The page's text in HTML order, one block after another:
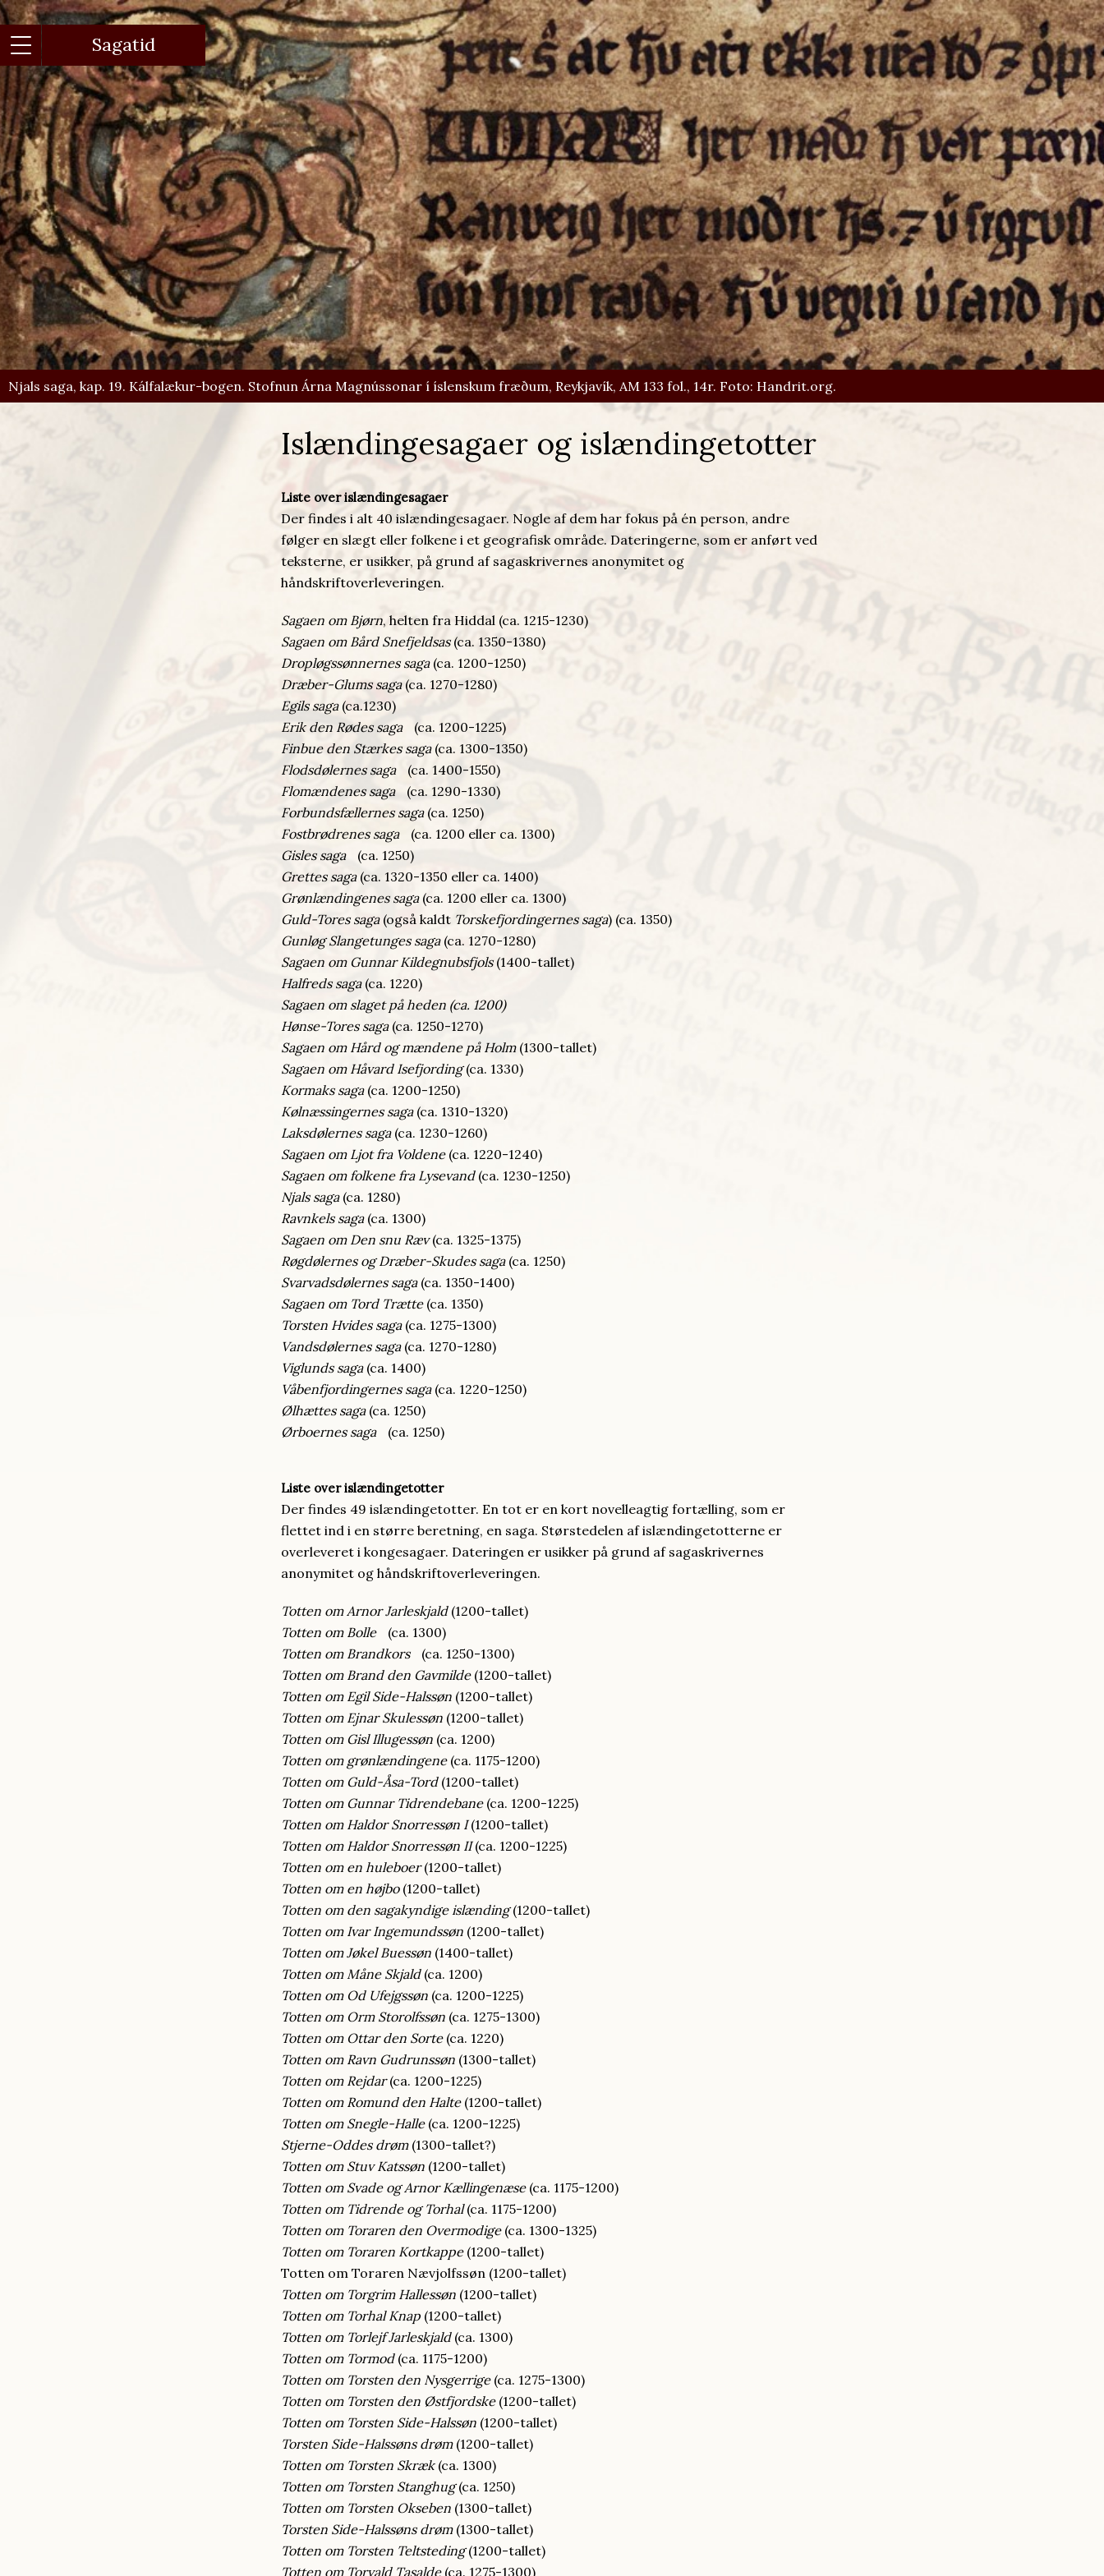
Gå
til
hovedindhold
Sagatid
Njals saga, kap. 19. Kálfalækur-bogen. Stofnun Árna Magnússonar í íslenskum fræðum, Reykjavík, AM 133 fol., 14r. Foto: Handrit.org.
Islændingesagaer og islændingetotter
Liste over islændingesagaer
Der findes i alt 40 islændingesagaer. Nogle af dem har fokus på én person, andre
følger en slægt eller folkene i et geografisk område. Dateringerne, som er anført ved
teksterne, er usikker, på grund af sagaskrivernes anonymitet og
håndskriftoverleveringen.
Sagaen om Bjørn, helten fra Hiddal (ca. 1215-1230)
Sagaen om Bård Snefjeldsas(ca. 1350-1380)
Dropløgssønnernes saga(ca. 1200-1250)
Dræber-Glums saga(ca. 1270-1280)
Egils saga(ca.1230)
Erik den Rødes saga(ca. 1200-1225)
Finbue den Stærkes saga(ca. 1300-1350)
Flodsdølernes saga (ca. 1400-1550)
Flomændenes saga(ca. 1290-1330)
Forbundsfællernes saga(ca. 1250)
Fostbrødrenes saga
(ca. 1200 eller ca. 1300)
Gisles saga(ca. 1250)
Grettes saga(ca. 1320-1350 eller ca. 1400)
Grønlændingenes saga(ca. 1200 eller ca. 1300)
Guld-Tores saga(også kaldt Torskefjordingernes saga) (ca. 1350)
Gunløg Slangetunges saga(ca. 1270-1280)
Sagaen om Gunnar Kildegnubsfjols(1400-tallet)
Halfreds saga(ca. 1220)
Sagaen om slaget på heden (ca. 1200)
Hønse-Tores saga(ca. 1250-1270)
Sagaen om Hård og mændene på Holm(1300-tallet)
Sagaen om Håvard Isefjording(ca. 1330)
Kormaks saga(ca. 1200-1250)
Kølnæssingernes saga(ca. 1310-1320)
Laksdølernes saga(ca. 1230-1260)
Sagaen om Ljot fra Voldene(ca. 1220-1240)
Sagaen om folkene fra Lysevand(ca. 1230-1250)
Njals saga(ca. 1280)
Ravnkels saga(ca. 1300)
Sagaen om Den snu Ræv(ca. 1325-1375)
Røgdølernes og Dræber-Skudes saga(ca. 1250)
Svarvadsdølernes saga(ca. 1350-1400)
Sagaen om Tord Trætte(ca. 1350)
Torsten Hvides saga(ca. 1275-1300)
Vandsdølernes saga(ca. 1270-1280)
Viglunds saga(ca. 1400)
Våbenfjordingernes saga(ca. 1220-1250)
Ølhættes saga(ca. 1250)
Ørboernes saga
(ca. 1250)
Liste over islændingetotter
Der findes 49 islændingetotter. En tot er en kort novelleagtig fortælling, som er
flettet ind i en større beretning, en saga. Størstedelen af islændingetotterne er
overleveret i kongesagaer. Dateringen er usikker på grund af sagaskrivernes
anonymitet og håndskriftoverleveringen.
Totten om Arnor Jarleskjald(1200-tallet)
Totten om Bolle(ca. 1300)
Totten om Brandkors(ca. 1250-1300)
Totten om Brand den Gavmilde(1200-tallet)
Totten om Egil Side-Halssøn (1200-tallet)
Totten om Ejnar Skulessøn (1200-tallet)
Totten om Gisl Illugessøn (ca. 1200)
Totten om grønlændingene(ca. 1175-1200)
Totten om Guld-Åsa-Tord(1200-tallet)
Totten om Gunnar Tidrendebane(ca. 1200-1225)
Totten om Haldor Snorressøn I(1200-tallet)
Totten om Haldor Snorressøn II(ca. 1200-1225)
Totten om en huleboer(1200-tallet)
Totten om en højbo(1200-tallet)
Totten om den sagakyndige islænding(1200-tallet)
Totten om Ivar Ingemundssøn (1200-tallet)
Totten om Jøkel Buessøn (1400-tallet)
Totten om Måne Skjald(ca. 1200)
Totten om Od Ufejgssøn (ca. 1200-1225)
Totten om Orm Storolfssøn (ca. 1275-1300)
Totten om Ottar den Sorte(ca. 1220)
Totten om Ravn Gudrunssøn (1300-tallet)
Totten om Rejdar(ca. 1200-1225)
Totten om Romund den Halte(1200-tallet)
Totten om Snegle-Halle(ca. 1200-1225)
Stjerne-Oddes drøm(1300-tallet?)
Totten om Stuv Katssøn (1200-tallet)
Totten om Svade og Arnor Kællingenæse(ca. 1175-1200)
Totten om Tidrende og Torhal(ca. 1175-1200)
Totten om Toraren den Overmodige(ca. 1300-1325)
Totten om Toraren Kortkappe(1200-tallet)
Totten om Toraren Nævjolfssøn (1200-tallet)
Totten om Torgrim Hallessøn (1200-tallet)
Totten om Torhal Knap (1200-tallet)
Totten om Torlejf Jarleskjald(ca. 1300)
Totten om Tormod(ca. 1175-1200)
Totten om Torsten den Nysgerrige(ca. 1275-1300)
Totten om Torsten den Østfjordske(1200-tallet)
Totten om Torsten Side-Halssøn (1200-tallet)
Torsten Side-Halssøns drøm(1200-tallet)
Totten om Torsten Skræk(ca. 1300)
Totten om Torsten Stanghug(ca. 1250)
Totten om Torsten Okseben (1300-tallet)
Torsten Side-Halssøns drøm(1300-tallet)
Totten om Torsten Teltsteding(1200-tallet)
Totten om Torvald Tasalde(ca. 1275-1300)